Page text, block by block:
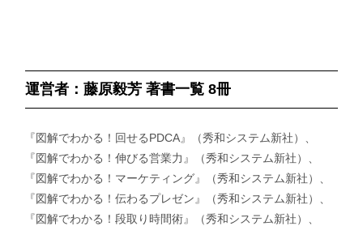
運営者：藤原毅芳 著書一覧 8冊
『図解でわかる！回せるPDCA』（秀和システム新社）、
『図解でわかる！伸びる営業力』（秀和システム新社）、
『図解でわかる！マーケティング』（秀和システム新社）、
『図解でわかる！伝わるプレゼン』（秀和システム新社）、
『図解でわかる！段取り時間術』（秀和システム新社）、